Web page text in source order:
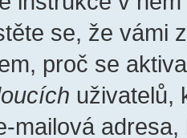
se, že vámi
proč se
uživatelů,
mailová